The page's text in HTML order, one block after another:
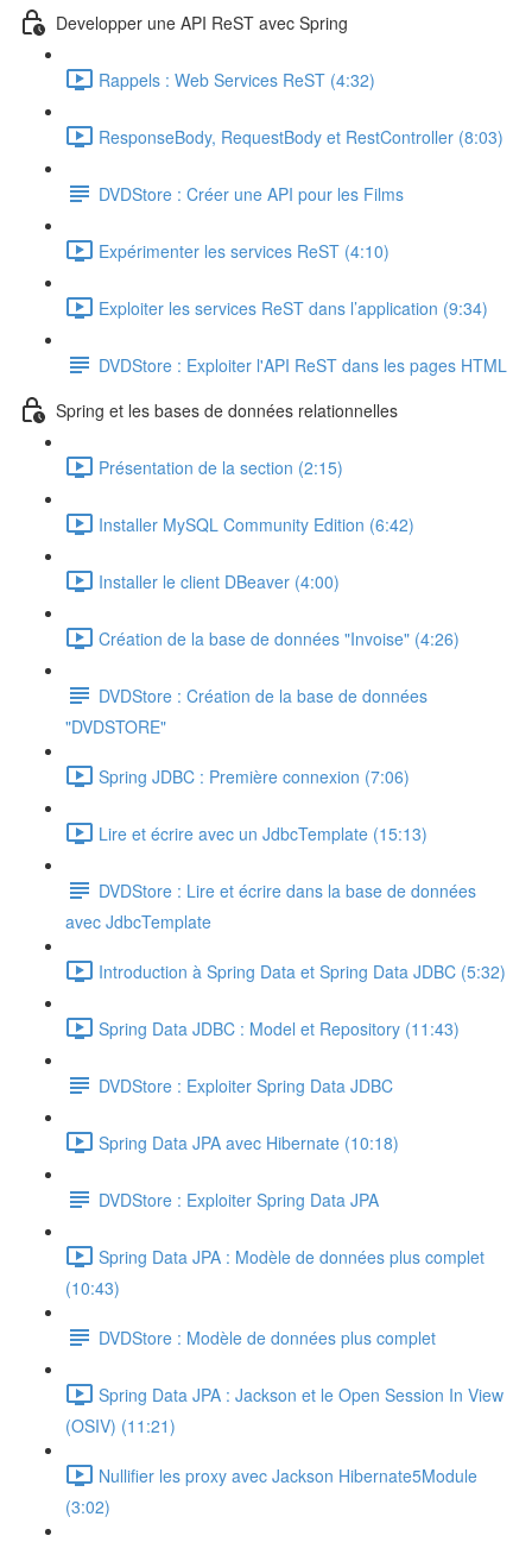
Developper une API ReST avec Spring
Rappels : Web Services ReST (4:32)
ResponseBody, RequestBody et RestController (8:03)
DVDStore : Créer une API pour les Films
Expérimenter les services ReST (4:10)
Exploiter les services ReST dans l’application (9:34)
DVDStore : Exploiter l'API ReST dans les pages HTML
Spring et les bases de données relationnelles
Présentation de la section (2:15)
Installer MySQL Community Edition (6:42)
Installer le client DBeaver (4:00)
Création de la base de données "Invoise" (4:26)
DVDStore : Création de la base de données
"DVDSTORE"
Spring JDBC : Première connexion (7:06)
Lire et écrire avec un JdbcTemplate (15:13)
DVDStore : Lire et écrire dans la base de données
avec JdbcTemplate
Introduction à Spring Data et Spring Data JDBC (5:32)
Spring Data JDBC : Model et Repository (11:43)
DVDStore : Exploiter Spring Data JDBC
Spring Data JPA avec Hibernate (10:18)
DVDStore : Exploiter Spring Data JPA
Spring Data JPA : Modèle de données plus complet
(10:43)
DVDStore : Modèle de données plus complet
Spring Data JPA : Jackson et le Open Session In View
(OSIV) (11:21)
Nullifier les proxy avec Jackson Hibernate5Module
(3:02)